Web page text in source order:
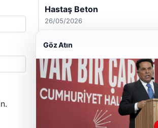
Enes Kaplan Avukatlık Bürosu
28/04/2026
Göz Atın